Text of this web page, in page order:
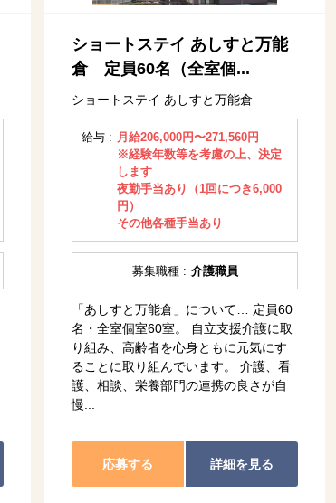
ショートステイ あしすと万能
倉 定員60名（全室個...
ショートステイ あしすと万能倉
給与 : 月給206,000円〜271,560円
※経験年数等を考慮の上、決定
します
夜勤手当あり（1回につき6,000
円）
その他各種手当あり
募集職種 : 介護職員
「あしすと万能倉」について… 定員60
名・全室個室60室。 自立支援介護に取
り組み、高齢者を心身ともに元気にす
ることに取り組んでいます。 介護、看
護、相談、栄養部門の連携の良さが自
慢...
応募する 詳細を見る